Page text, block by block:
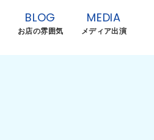
BLOG
お店の雰囲気
MEDIA
メディア出演